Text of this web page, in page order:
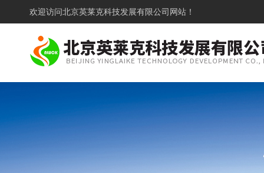
欢迎访问北京英莱克科技发展有限公司网站！